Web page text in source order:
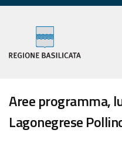
Aree programma,
Lagonegrese